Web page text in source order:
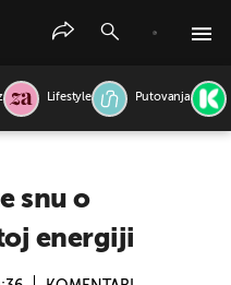
Lifestyle Putovanja
snu o
energiji